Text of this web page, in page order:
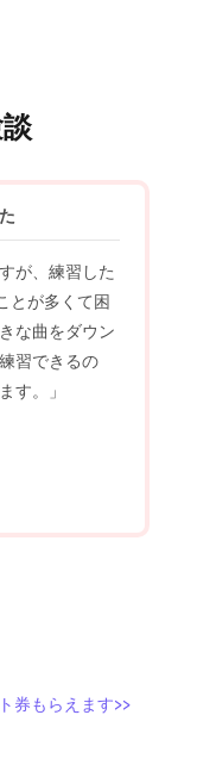
が、練習した
とが多くて困
な曲をダウン
習できるの
す。」
券もらえます>>